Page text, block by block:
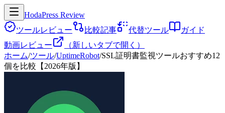
HodaPress Review
ツールレビュー
比較記事 代替ツール
ガイド
動画レビュー
（新しいタブで開く）
ホーム/ツール/UptimeRobot/SSL証明書監視ツールおすすめ12
個を比較【2026年版】